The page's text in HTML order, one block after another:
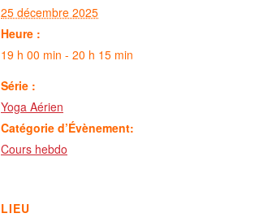
25 décembre 2025
Heure :
19 h 00 min - 20 h 15 min
Série :
Yoga Aérien
Catégorie d’Évènement:
Cours hebdo
LIEU